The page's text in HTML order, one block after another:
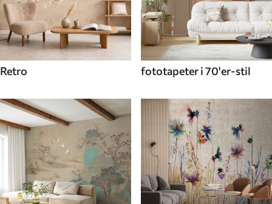
Retro fototapeter i 70'er-stil